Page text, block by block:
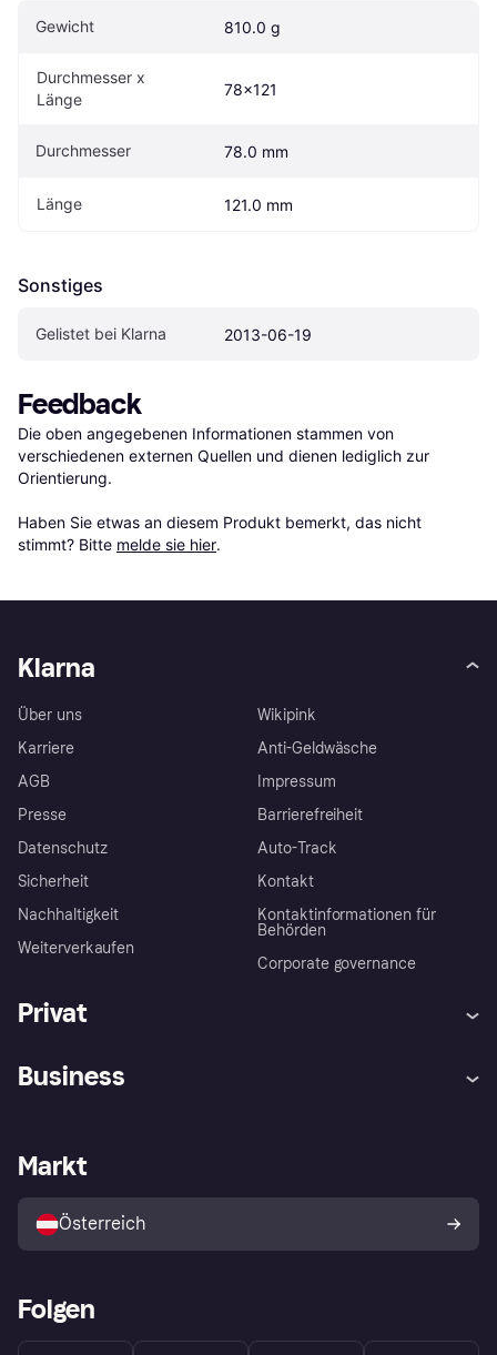
Gewicht 810.0 g
Durchmesser x
Länge
78x121
Durchmesser 78.0 mm
Länge 121.0 mm
Sonstiges
Gelistet bei Klarna 2013-06-19
Feedback
Die oben angegebenen Informationen stammen von
verschiedenen externen Quellen und dienen lediglich zur
Orientierung.
Haben Sie etwas an diesem Produkt bemerkt, das nicht
stimmt? Bitte melde sie hier.
Klarna
Über uns
Karriere
AGB
Presse
Datenschutz
Sicherheit
Nachhaltigkeit
Weiterverkaufen
Wikipink
Anti-Geldwäsche
Impressum
Barrierefreiheit
Auto-Track
Kontakt
Kontaktinformationen für
Behörden
Corporate governance
Privat
Shops entdecken
Business
Händlerportal
Markt
Österreich
Folgen